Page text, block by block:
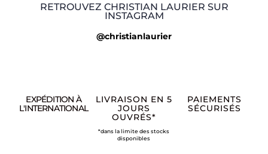
RETROUVEZ CHRISTIAN LAURIER SUR
INSTAGRAM
@christianlaurier
EXPÉDITION À
L'INTERNATIONAL
LIVRAISON EN 5
JOURS
OUVRÉS*
*dans la limite des stocks
disponibles
PAIEMENTS
SÉCURISÉS